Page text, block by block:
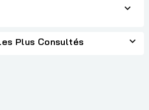

Plus Consultés 